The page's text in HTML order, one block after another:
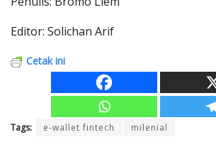
Editor: Solichan Arif
Cetak ini
Tags: e-wallet fintech milenial